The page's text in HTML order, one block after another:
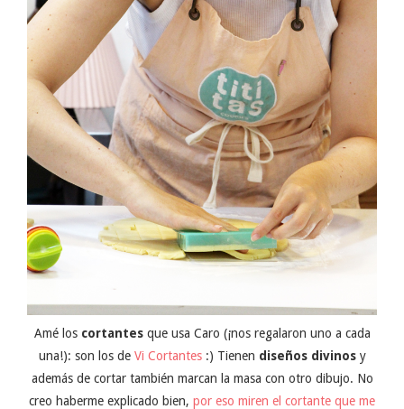
Amé los cortantesque usa Caro (¡nos regalaron uno a cada
una!): son los de Vi Cortantes:) Tienen diseños divinosy
además de cortar también marcan la masa con otro dibujo. No
creo haberme explicado bien, por eso miren el cortante que me